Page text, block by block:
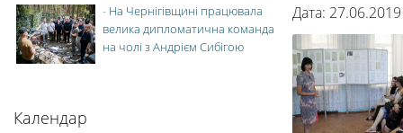
Дата:
- На Чернігівщині працювала
велика дипломатична команда
на чолі з Андрієм Сибігою
Календар